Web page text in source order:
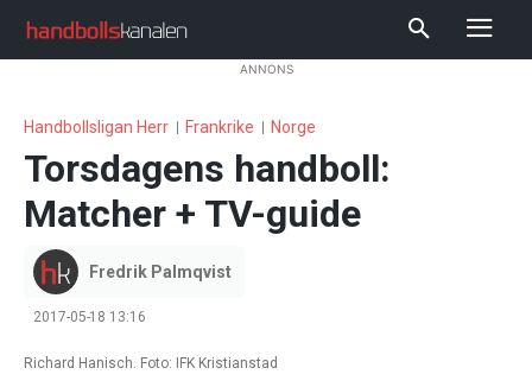
ANNONS
Handbollsligan Herr Frankrike Norge
Torsdagens handboll:
Matcher + TV-guide
Fredrik Palmqvist
2017-05-18 13:16
Richard Hanisch. Foto: IFK Kristianstad